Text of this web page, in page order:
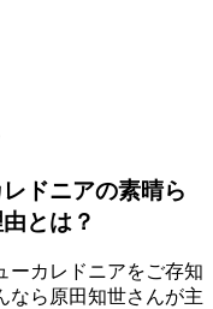
ドニアの素晴ら
とは？
ーカレドニアをご存知
なら原田知世さんが主